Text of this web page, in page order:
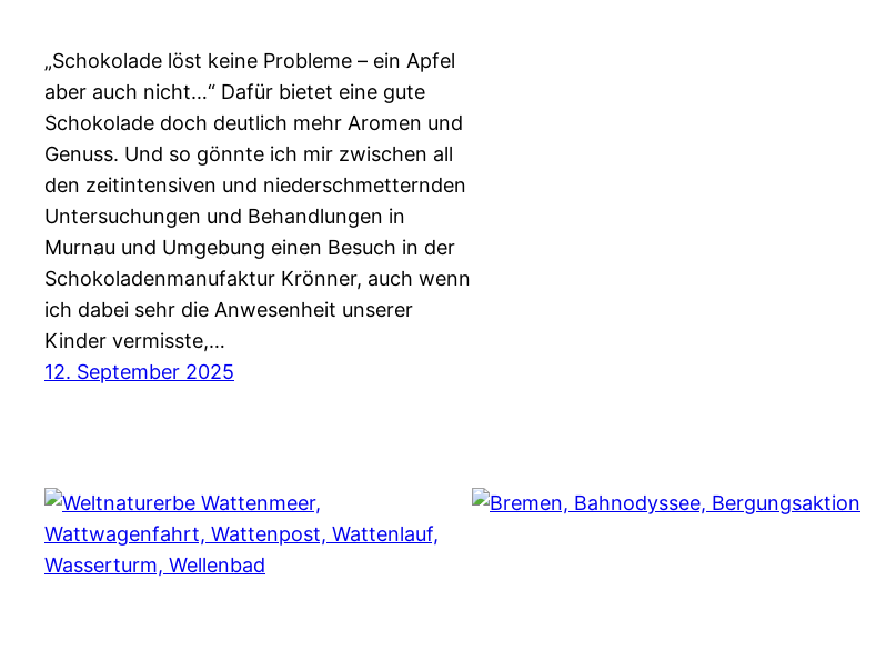
„Schokolade löst keine Probleme – ein Apfel
aber auch nicht…“ Dafür bietet eine gute
Schokolade doch deutlich mehr Aromen und
Genuss. Und so gönnte ich mir zwischen all
den zeitintensiven und niederschmetternden
Untersuchungen und Behandlungen in
Murnau und Umgebung einen Besuch in der
Schokoladenmanufaktur Krönner, auch wenn
ich dabei sehr die Anwesenheit unserer
Kinder vermisste,…
12. September 2025